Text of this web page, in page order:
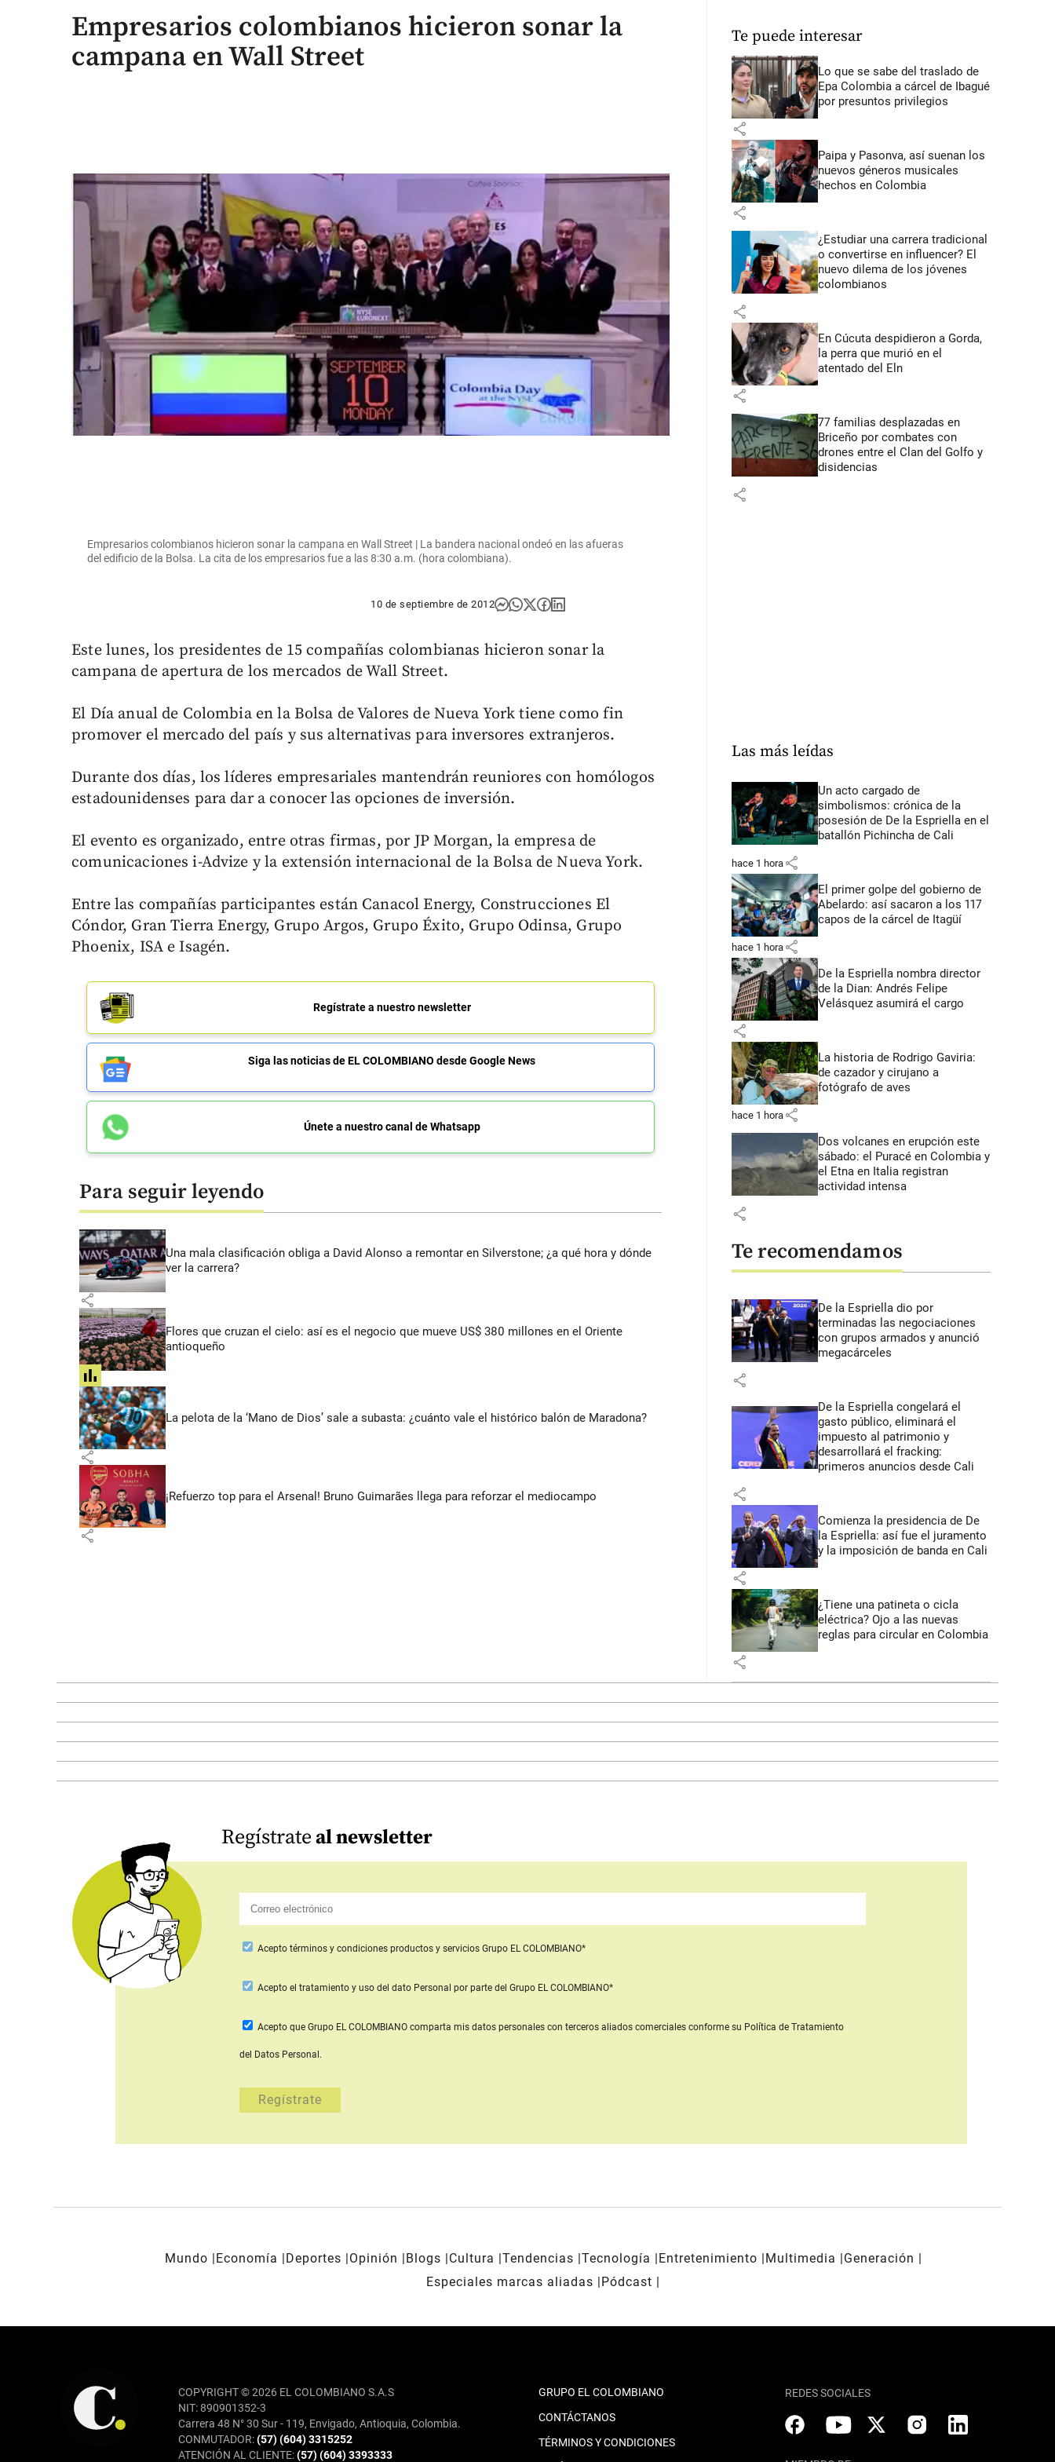
Empresarios colombianos hicieron sonar la
campana en Wall Street
Empresarios colombianos hicieron sonar la campana en Wall Street | La bandera nacional ondeó en las afueras
del edificio de la Bolsa. La cita de los empresarios fue a las 8:30 a.m. (hora colombiana).
10 de septiembre de 2012
Este lunes, los presidentes de 15 compañías colombianas hicieron sonar la
campana de apertura de los mercados de Wall Street.
El Día anual de Colombia en la Bolsa de Valores de Nueva York tiene como fin
promover el mercado del país y sus alternativas para inversores extranjeros.
Durante dos días, los líderes empresariales mantendrán reuniores con homólogos
estadounidenses para dar a conocer las opciones de inversión.
El evento es organizado, entre otras firmas, por JP Morgan, la empresa de
comunicaciones i-Advize y la extensión internacional de la Bolsa de Nueva York.
Entre las compañías participantes están Canacol Energy, Construcciones El
Cóndor, Gran Tierra Energy, Grupo Argos, Grupo Éxito, Grupo Odinsa, Grupo
Phoenix, ISA e Isagén.
Regístrate a nuestro newsletter
Siga las noticias de EL COLOMBIANO desde Google News
Únete a nuestro canal de Whatsapp
Para seguir leyendo
Una mala clasificación obliga a David Alonso a remontar en Silverstone; ¿a qué hora y dónde
ver la carrera?
share
Flores que cruzan el cielo: así es el negocio que mueve US$ 380 millones en el Oriente
antioqueño
share
La pelota de la ‘Mano de Dios’ sale a subasta: ¿cuánto vale el histórico balón de Maradona?
share
¡Refuerzo top para el Arsenal! Bruno Guimarães llega para reforzar el mediocampo
share
Te puede interesar
Lo que se sabe del traslado de
Epa Colombia a cárcel de Ibagué
por presuntos privilegios
share
Paipa y Pasonva, así suenan los
nuevos géneros musicales
hechos en Colombia
share
¿Estudiar una carrera tradicional
o convertirse en influencer? El
nuevo dilema de los jóvenes
colombianos
share
En Cúcuta despidieron a Gorda,
la perra que murió en el
atentado del Eln
share
77 familias desplazadas en
Briceño por combates con
drones entre el Clan del Golfo y
disidencias
share
Las más leídas
Un acto cargado de
simbolismos: crónica de la
posesión de De la Espriella en el
batallón Pichincha de Cali
hace 1 hora share
El primer golpe del gobierno de
Abelardo: así sacaron a los 117
capos de la cárcel de Itagüí
hace 1 hora share
De la Espriella nombra director
de la Dian: Andrés Felipe
Velásquez asumirá el cargo
share
La historia de Rodrigo Gaviria:
de cazador y cirujano a
fotógrafo de aves
hace 1 hora share
Dos volcanes en erupción este
sábado: el Puracé en Colombia y
el Etna en Italia registran
actividad intensa
share
Te recomendamos
De la Espriella dio por
terminadas las negociaciones
con grupos armados y anunció
megacárceles
share
De la Espriella congelará el
gasto público, eliminará el
impuesto al patrimonio y
desarrollará el fracking:
primeros anuncios desde Cali
share
Comienza la presidencia de De
la Espriella: así fue el juramento
y la imposición de banda en Cali
share
¿Tiene una patineta o cicla
eléctrica? Ojo a las nuevas
reglas para circular en Colombia
share
Regístrateal newsletter
Acepto términos y condiciones productos y servicios Grupo EL COLOMBIANO*
Aceptoel tratamiento y uso del dato Personal por parte del Grupo EL COLOMBIANO*
Acepto que Grupo EL COLOMBIANO comparta mis datos personales con terceros aliados comercialesconforme su Política de Tratamiento
del Datos Personal.
Mundo Economía Deportes Opinión Blogs Cultura Tendencias Tecnología Entretenimiento Multimedia
Generación
Especiales marcas aliadas
Pódcast
COPYRIGHT © 2026 EL COLOMBIANO S.A.S
NIT: 890901352-3
Carrera 48 N° 30 Sur - 119, Envigado, Antioquia, Colombia.
CONMUTADOR:(57) (604) 3315252
ATENCIÓN AL CLIENTE:(57) (604) 3393333
GRUPO EL COLOMBIANO
CONTÁCTANOS
TÉRMINOS Y CONDICIONES
REDES SOCIALES